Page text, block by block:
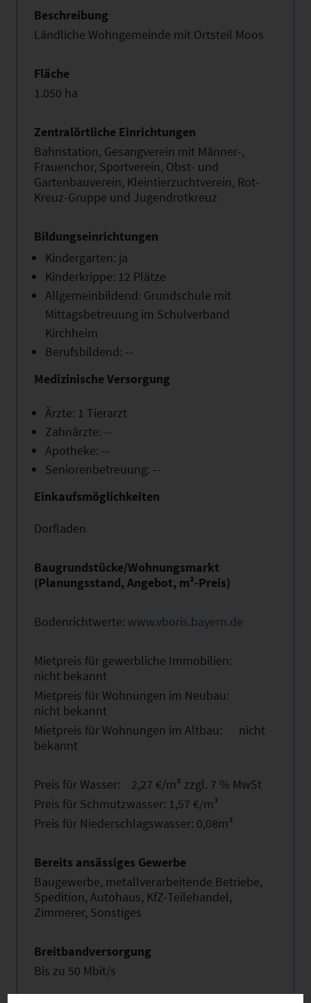
Beschreibung
Ländliche Wohngemeinde mit Ortsteil Moos
Fläche
1.050 ha
Zentralörtliche Einrichtungen
Bahnstation, Gesangverein mit Männer-,
Frauenchor, Sportverein, Obst- und
Gartenbauverein, Kleintierzuchtverein, Rot-
Kreuz-Gruppe und Jugendrotkreuz
Bildungseinrichtungen
Kindergarten: ja
Kinderkrippe: 12 Plätze
Allgemeinbildend: Grundschule mit
Mittagsbetreuung im Schulverband
Kirchheim
Berufsbildend: --
Medizinische Versorgung
Ärzte: 1 Tierarzt
Zahnärzte: --
Apotheke: --
Seniorenbetreuung: --
Einkaufsmöglichkeiten
Dorfladen
Baugrundstücke/Wohnungsmarkt
(Planungsstand, Angebot, m²-Preis)
Bodenrichtwerte: www.vboris.bayern.de
Mietpreis für gewerbliche Immobilien:
nicht bekannt
Mietpreis für Wohnungen im Neubau:
nicht bekannt
Mietpreis für Wohnungen im Altbau: nicht
bekannt
Preis für Wasser: 2,27 €/m³ zzgl. 7 % MwSt
Preis für Schmutzwasser: 1,57 €/m³
Preis für Niederschlagswasser: 0,08m³
Bereits ansässiges Gewerbe
Baugewerbe, metallverarbeitende Betriebe,
Spedition, Autohaus, KfZ-Teilehandel,
Zimmerer, Sonstiges
Breitbandversorgung
Bis zu 50 Mbit/s